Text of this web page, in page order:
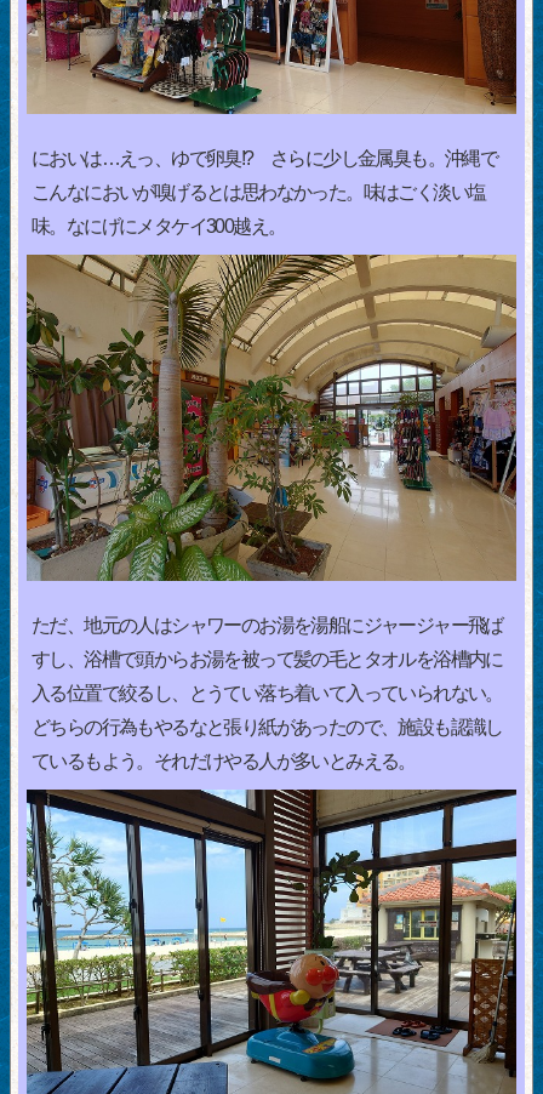
においは…えっ、ゆで卵臭!? さらに少し金属臭も。沖縄で
こんなにおいが嗅げるとは思わなかった。味はごく淡い塩
味。なにげにメタケイ300越え。
ただ、地元の人はシャワーのお湯を湯船にジャージャー飛ば
すし、浴槽で頭からお湯を被って髪の毛とタオルを浴槽内に
入る位置で絞るし、とうてい落ち着いて入っていられない。
どちらの行為もやるなと張り紙があったので、施設も認識し
ているもよう。それだけやる人が多いとみえる。